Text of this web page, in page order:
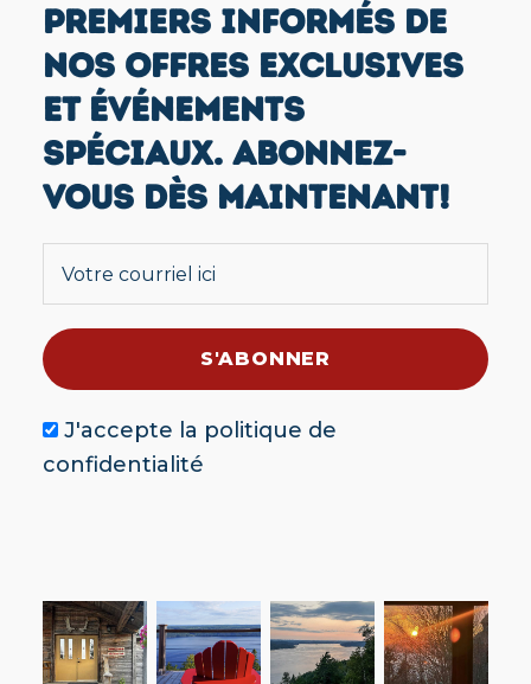
PREMIERS INFORMÉS DE
NOS OFFRES EXCLUSIVES
ET ÉVÉNEMENTS
SPÉCIAUX. ABONNEZ-
VOUS DÈS MAINTENANT!
J'accepte la politique de
confidentialité